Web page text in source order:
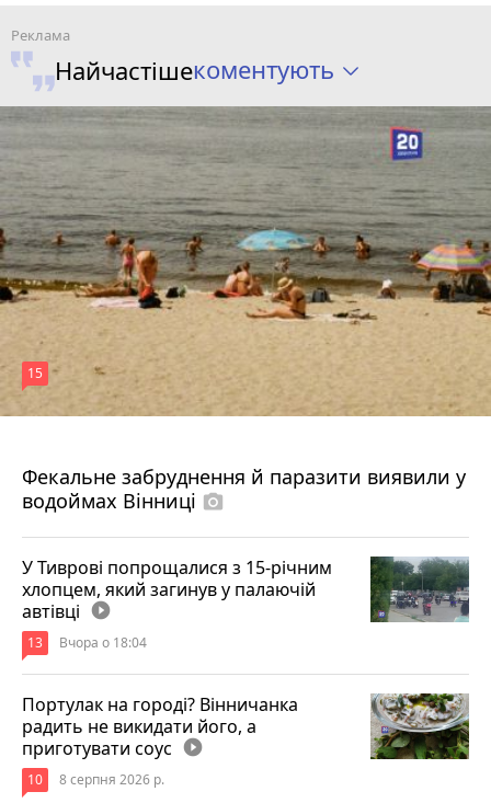
Найчастішекоментують
Фекальне забруднення й паразити виявили у
водоймах Вінниці photo_camera
15
У Тиврові попрощалися з 15-річним
хлопцем, який загинув у палаючій
автівці play_circle_filled
13 Вчора о 18:04
Портулак на городі? Вінничанка
радить не викидати його, а
приготувати соус play_circle_filled
10 8 серпня 2026 р.